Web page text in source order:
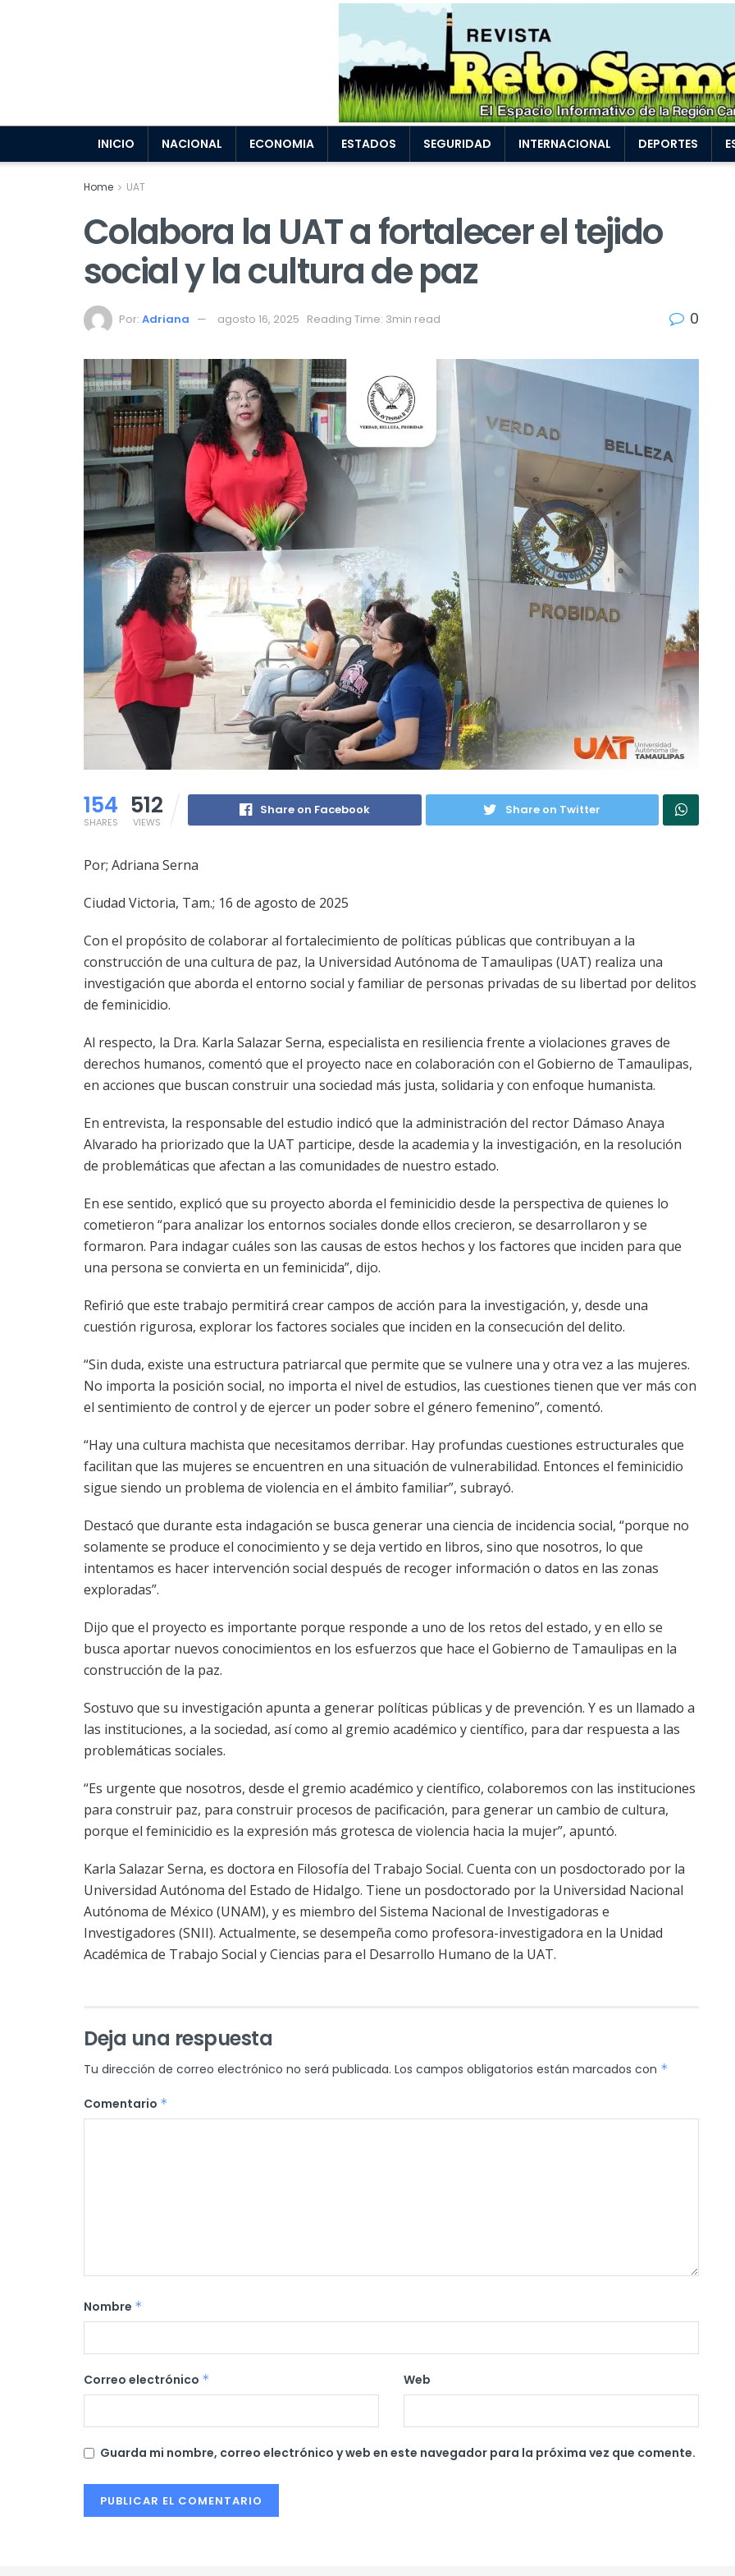
INICIO NACIONAL ECONOMIA ESTADOS SEGURIDAD INTERNACIONAL DEPORTES
Home UAT
Colabora la UAT a fortalecer el tejido
social y la cultura de paz
Por: Adriana agosto 16, 2025 Reading Time: 3min read 0
154
SHARES
512
VIEWS
Share on Facebook Share on Twitter
Por; Adriana Serna
Ciudad Victoria, Tam.; 16 de agosto de 2025
Con el propósito de colaborar al fortalecimiento de políticas públicas que contribuyan a la
construcción de una cultura de paz, la Universidad Autónoma de Tamaulipas (UAT) realiza una
investigación que aborda el entorno social y familiar de personas privadas de su libertad por delitos
de feminicidio.
Al respecto, la Dra. Karla Salazar Serna, especialista en resiliencia frente a violaciones graves de
derechos humanos, comentó que el proyecto nace en colaboración con el Gobierno de Tamaulipas,
en acciones que buscan construir una sociedad más justa, solidaria y con enfoque humanista.
En entrevista, la responsable del estudio indicó que la administración del rector Dámaso Anaya
Alvarado ha priorizado que la UAT participe, desde la academia y la investigación, en la resolución
de problemáticas que afectan a las comunidades de nuestro estado.
En ese sentido, explicó que su proyecto aborda el feminicidio desde la perspectiva de quienes lo
cometieron “para analizar los entornos sociales donde ellos crecieron, se desarrollaron y se
formaron. Para indagar cuáles son las causas de estos hechos y los factores que inciden para que
una persona se convierta en un feminicida”, dijo.
Refirió que este trabajo permitirá crear campos de acción para la investigación, y, desde una
cuestión rigurosa, explorar los factores sociales que inciden en la consecución del delito.
“Sin duda, existe una estructura patriarcal que permite que se vulnere una y otra vez a las mujeres.
No importa la posición social, no importa el nivel de estudios, las cuestiones tienen que ver más con
el sentimiento de control y de ejercer un poder sobre el género femenino”, comentó.
“Hay una cultura machista que necesitamos derribar. Hay profundas cuestiones estructurales que
facilitan que las mujeres se encuentren en una situación de vulnerabilidad. Entonces el feminicidio
sigue siendo un problema de violencia en el ámbito familiar”, subrayó.
Destacó que durante esta indagación se busca generar una ciencia de incidencia social, “porque no
solamente se produce el conocimiento y se deja vertido en libros, sino que nosotros, lo que
intentamos es hacer intervención social después de recoger información o datos en las zonas
exploradas”.
Dijo que el proyecto es importante porque responde a uno de los retos del estado, y en ello se
busca aportar nuevos conocimientos en los esfuerzos que hace el Gobierno de Tamaulipas en la
construcción de la paz.
Sostuvo que su investigación apunta a generar políticas públicas y de prevención. Y es un llamado a
las instituciones, a la sociedad, así como al gremio académico y científico, para dar respuesta a las
problemáticas sociales.
“Es urgente que nosotros, desde el gremio académico y científico, colaboremos con las instituciones
para construir paz, para construir procesos de pacificación, para generar un cambio de cultura,
porque el feminicidio es la expresión más grotesca de violencia hacia la mujer”, apuntó.
Karla Salazar Serna, es doctora en Filosofía del Trabajo Social. Cuenta con un posdoctorado por la
Universidad Autónoma del Estado de Hidalgo. Tiene un posdoctorado por la Universidad Nacional
Autónoma de México (UNAM), y es miembro del Sistema Nacional de Investigadoras e
Investigadores (SNII). Actualmente, se desempeña como profesora-investigadora en la Unidad
Académica de Trabajo Social y Ciencias para el Desarrollo Humano de la UAT.
Deja una respuesta
Tu dirección de correo electrónico no será publicada. Los campos obligatorios están marcados con *
Comentario *
Nombre *
Correo electrónico * Web
Guarda mi nombre, correo electrónico y web en este navegador para la próxima vez que comente.